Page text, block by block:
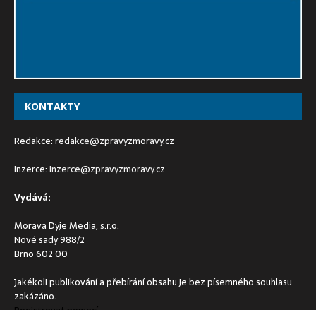
KONTAKTY
Redakce:redakce@zpravyzmoravy.cz
Inzerce:inzerce@zpravyzmoravy.cz
Vydává:
Morava Dyje Media, s.r.o.
Nové sady 988/2
Brno 602 00
Jakékoli publikování a přebírání obsahu je bez písemného souhlasu
zakázáno.